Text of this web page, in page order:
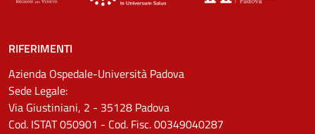
RIFERIMENTI
Azienda Ospedale-Università Padova
Sede Legale:
Via Giustiniani, 2 - 35128 Padova
Cod. ISTAT 050901 - Cod. Fisc. 00349040287